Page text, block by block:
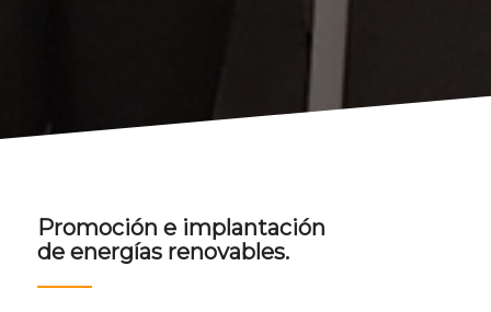
Promoción e implantación
de energías renovables.